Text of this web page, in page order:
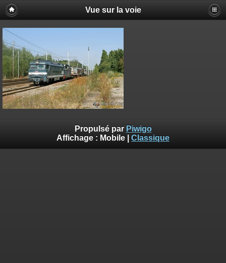
Vue sur la voie
Propulsé par Piwigo
Affichage : Mobile Classique